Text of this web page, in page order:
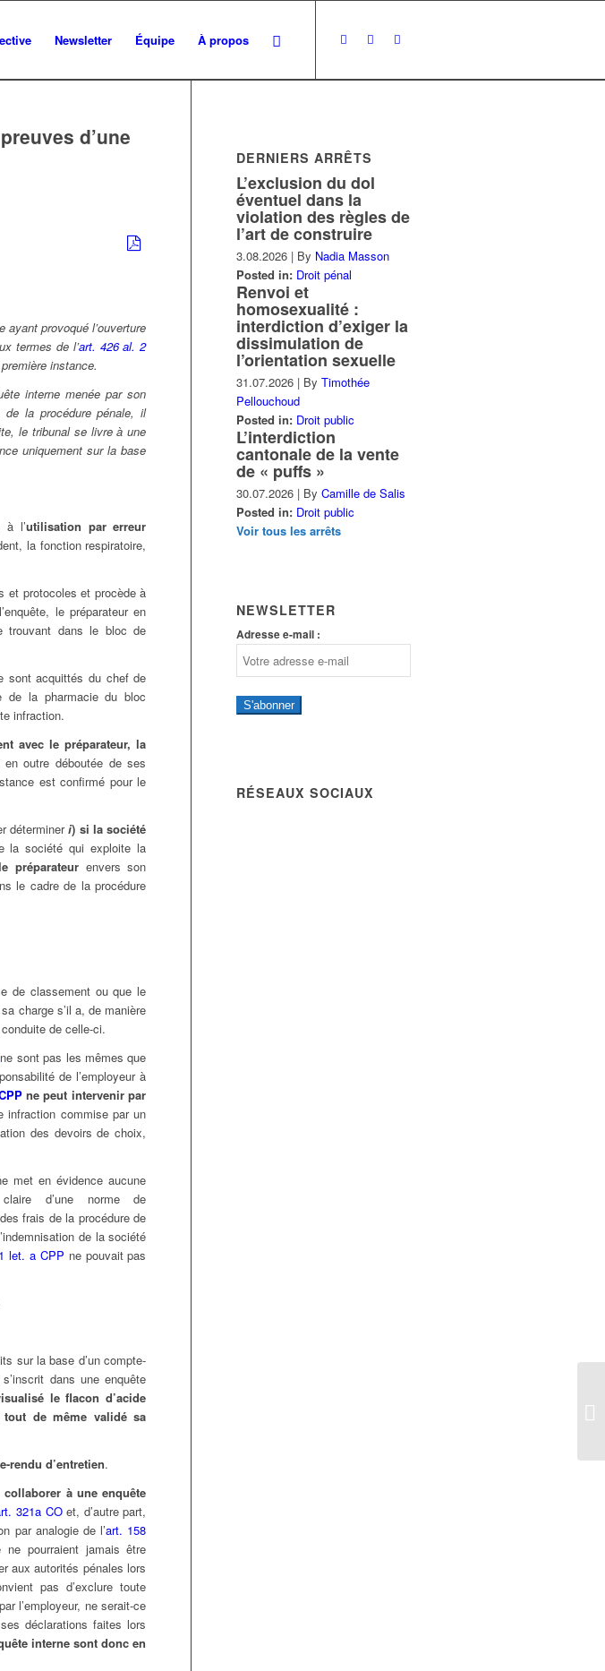
Newsletter Équipe À propos
d’une
ayant provoqué l’ouverture
termes de l’art. 426 al. 2
instance.
interne menée par son
de la procédure pénale, il
le tribunal se livre à une
uniquement sur la base
l’utilisation par erreur
la fonction respiratoire,
et protocoles et procède à
le préparateur en
trouvant dans le bloc de
sont acquittés du chef de
de la pharmacie du bloc
infraction.
avec le préparateur, la
outre déboutée de ses
est confirmé pour le
détermineri) si la société
la société qui exploite la
préparateur envers son
le cadre de la procédure
de classement ou que le
charge s’il a, de manière
de celle-ci.
ne sont pas les mêmes que
de l’employeur à
ne peut intervenir par
infraction commise par un
des devoirs de choix,
met en évidence aucune
d’une norme de
frais de la procédure de
de la société
let. a CPP ne pouvait pas
sur la base d’un compte-
dans une enquête
le flacon d’acide
tout de même validé sa
rendu d’entretien.
à une enquête
321a COet, d’autre part,
par analogie de l’art. 158
pourraient jamais être
aux autorités pénales lors
pas d’exclure toute
l’employeur, ne serait-ce
déclarations faites lors
interne sont donc en
DERNIERS ARRÊTS
L’exclusion du dol
éventuel dans la
violation des règles de
l’art de construire
3.08.2026 | By Nadia Masson
Posted in: Droit pénal
Renvoi et
homosexualité :
interdiction d’exiger la
dissimulation de
l’orientation sexuelle
31.07.2026 | ByTimothée
Pellouchoud
Posted in: Droit public
L’interdiction
cantonale de la vente
de « puffs »
30.07.2026 | ByCamille de Salis
Posted in: Droit public
Voir tous les arrêts
NEWSLETTER
Adresse e-mail :
S'abonner
RÉSEAUX SOCIAUX